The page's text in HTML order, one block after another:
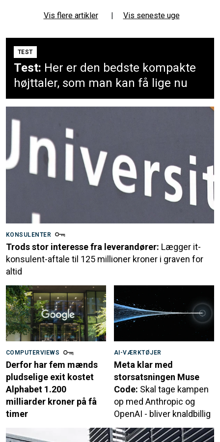
Vis flere artikler | Vis seneste uge
TEST
Test: Her er den bedste kompakte
højttaler, som man kan få lige nu
KONSULENTER
Trods stor interesse fra leverandører: Lægger it-
konsulent-aftale til 125 millioner kroner i graven for
altid
COMPUTERVIEWS
Derfor har fem mænds
pludselige exit kostet
Alphabet 1.200
milliarder kroner på få
timer
AI-VÆRKTØJER
Meta klar med
storsatsningen Muse
Code: Skal tage kampen
op med Anthropic og
OpenAI - bliver knaldbillig